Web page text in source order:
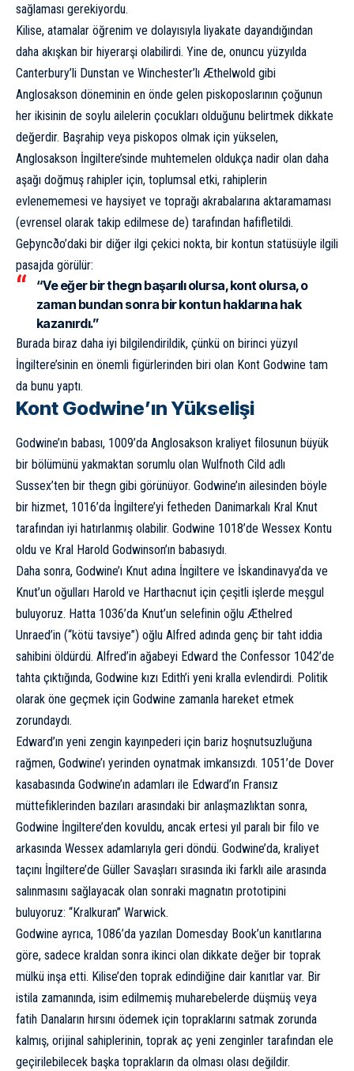
sağlaması gerekiyordu.
Kilise, atamalar öğrenim ve dolayısıyla liyakate dayandığından
daha akışkan bir hiyerarşi olabilirdi. Yine de, onuncu yüzyılda
Canterbury’li Dunstan ve Winchester’lı Æthelwold gibi
Anglosakson döneminin en önde gelen piskoposlarının çoğunun
her ikisinin de soylu ailelerin çocukları olduğunu belirtmek dikkate
değerdir. Başrahip veya piskopos olmak için yükselen,
Anglosakson İngiltere’sinde muhtemelen oldukça nadir olan daha
aşağı doğmuş rahipler için, toplumsal etki, rahiplerin
evlenememesi ve haysiyet ve toprağı akrabalarına aktaramaması
(evrensel olarak takip edilmese de) tarafından hafifletildi.
Geþyncðo’daki bir diğer ilgi çekici nokta, bir kontun statüsüyle ilgili
pasajda görülür:
“Ve eğer bir thegn başarılı olursa, kont olursa, o
zaman bundan sonra bir kontun haklarına hak
kazanırdı.”
Burada biraz daha iyi bilgilendirildik, çünkü on birinci yüzyıl
İngiltere’sinin en önemli figürlerinden biri olan Kont Godwine tam
da bunu yaptı.
Kont Godwine’ın Yükselişi
Godwine’ın babası, 1009’da Anglosakson kraliyet filosunun büyük
bir bölümünü yakmaktan sorumlu olan Wulfnoth Cild adlı
Sussex’ten bir thegn gibi görünüyor. Godwine’ın ailesinden böyle
bir hizmet, 1016’da İngiltere’yi fetheden Danimarkalı Kral Knut
tarafından iyi hatırlanmış olabilir. Godwine 1018’de Wessex Kontu
oldu ve Kral Harold Godwinson’ın babasıydı.
Daha sonra, Godwine’ı Knut adına İngiltere ve İskandinavya’da ve
Knut’un oğulları Harold ve Harthacnut için çeşitli işlerde meşgul
buluyoruz. Hatta 1036’da Knut’un selefinin oğlu Æthelred
Unraed’in (“kötü tavsiye”) oğlu Alfred adında genç bir taht iddia
sahibini öldürdü. Alfred’in ağabeyi Edward the Confessor 1042’de
tahta çıktığında, Godwine kızı Edith’i yeni kralla evlendirdi. Politik
olarak öne geçmek için Godwine zamanla hareket etmek
zorundaydı.
Edward’ın yeni zengin kayınpederi için bariz hoşnutsuzluğuna
rağmen, Godwine’ı yerinden oynatmak imkansızdı. 1051’de Dover
kasabasında Godwine’ın adamları ile Edward’ın Fransız
müttefiklerinden bazıları arasındaki bir anlaşmazlıktan sonra,
Godwine İngiltere’den kovuldu, ancak ertesi yıl paralı bir filo ve
arkasında Wessex adamlarıyla geri döndü. Godwine’da, kraliyet
taçını İngiltere’de Güller Savaşları sırasında iki farklı aile arasında
salınmasını sağlayacak olan sonraki magnatın prototipini
buluyoruz: “Kralkuran” Warwick.
Godwine ayrıca, 1086’da yazılan Domesday Book’un kanıtlarına
göre, sadece kraldan sonra ikinci olan dikkate değer bir toprak
mülkü inşa etti. Kilise’den toprak edindiğine dair kanıtlar var. Bir
istila zamanında, isim edilmemiş muharebelerde düşmüş veya
fatih Danaların hırsını ödemek için topraklarını satmak zorunda
kalmış, orijinal sahiplerinin, toprak aç yeni zenginler tarafından ele
geçirilebilecek başka toprakların da olması olası değildir.